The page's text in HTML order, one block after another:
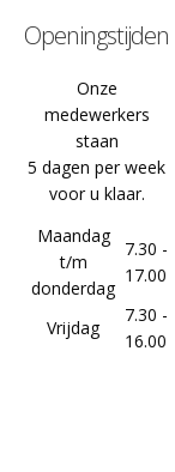
Openingstijden
Onze
medewerkers
staan
5 dagen per week
voor u klaar.
Maandag
t/m
donderdag
7.30 -
17.00
Vrijdag
7.30 -
16.00